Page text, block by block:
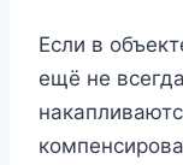
Если в
ещё не